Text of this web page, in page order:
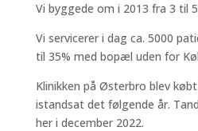
Vi byggede om i 2013 fra 3 til
Vi servicerer i dag ca. 5000
til 35% med bopæl uden for
Klinikken på Østerbro blev
istandsat det følgende år.
her i december 2022.